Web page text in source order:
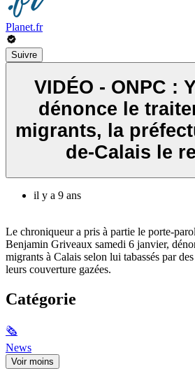
Planet.fr
Suivre
VIDÉO - ONPC :
dénonce le
migrants, la
de-Calais le
il y a 9 ans
Le chroniqueur a pris à partie le porte-
Benjamin Griveaux samedi 6 janvier,
migrants à Calais selon lui tabassés par
leurs couverture gazées.
Catégorie
🗞
News
Voir moins